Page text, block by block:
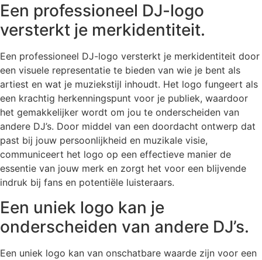
Een professioneel DJ-logo
versterkt je merkidentiteit.
Een professioneel DJ-logo versterkt je merkidentiteit door
een visuele representatie te bieden van wie je bent als
artiest en wat je muziekstijl inhoudt. Het logo fungeert als
een krachtig herkenningspunt voor je publiek, waardoor
het gemakkelijker wordt om jou te onderscheiden van
andere DJ’s. Door middel van een doordacht ontwerp dat
past bij jouw persoonlijkheid en muzikale visie,
communiceert het logo op een effectieve manier de
essentie van jouw merk en zorgt het voor een blijvende
indruk bij fans en potentiële luisteraars.
Een uniek logo kan je
onderscheiden van andere DJ’s.
Een uniek logo kan van onschatbare waarde zijn voor een